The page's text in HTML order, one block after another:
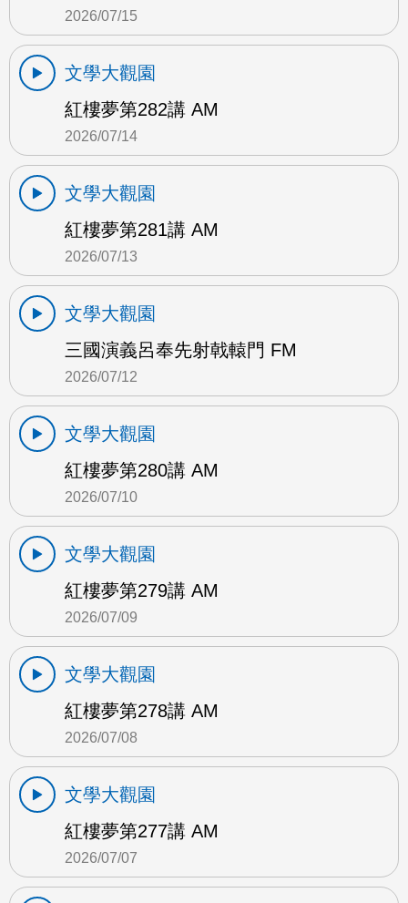
2026/07/15
文學大觀園
紅樓夢第282講 AM
2026/07/14
文學大觀園
紅樓夢第281講 AM
2026/07/13
文學大觀園
三國演義呂奉先射戟轅門 FM
2026/07/12
文學大觀園
紅樓夢第280講 AM
2026/07/10
文學大觀園
紅樓夢第279講 AM
2026/07/09
文學大觀園
紅樓夢第278講 AM
2026/07/08
文學大觀園
紅樓夢第277講 AM
2026/07/07